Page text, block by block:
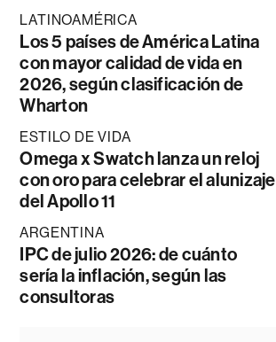
LATINOAMÉRICA
Los 5 países de América Latina
con mayor calidad de vida en
2026, según clasificación de
Wharton
ESTILO DE VIDA
Omega x Swatch lanza un reloj
con oro para celebrar el alunizaje
del Apollo 11
ARGENTINA
IPC de julio 2026: de cuánto
sería la inflación, según las
consultoras